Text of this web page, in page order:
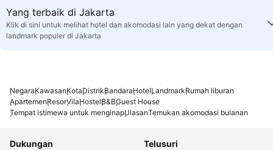
Yang terbaik di Jakarta
Klik di sini untuk melihat hotel dan akomodasi lain yang dekat dengan
landmark populer di Jakarta
NegaraKawasanKotaDistrikBandaraHotelLandmarkRumah liburan
ApartemenResorVilaHostelB&BGuest House
Tempat istimewa untuk menginapUlasanTemukan akomodasi bulanan
Dukungan
Telusuri